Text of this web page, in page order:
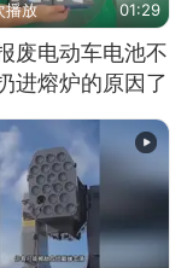
播放 01:29
废电动车电池不
进熔炉的原因了